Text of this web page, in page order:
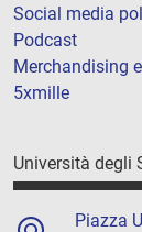
Social media
Podcast
Merchandising
5xmille
Università degli
Piazza